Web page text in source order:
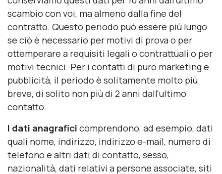
scambio con voi, ma almeno dalla fine del
contratto. Questo periodo può essere più lungo
se ciò è necessario per motivi di prova o per
ottemperare a requisiti legali o contrattuali o per
motivi tecnici. Per i contatti di puro marketing e
pubblicità, il periodo è solitamente molto più
breve, di solito non più di 2 anni dall'ultimo
contatto.
I dati anagrafici comprendono, ad esempio, dati
quali nome, indirizzo, indirizzo e-mail, numero di
telefono e altri dati di contatto, sesso,
nazionalità, dati relativi a persone associate, siti